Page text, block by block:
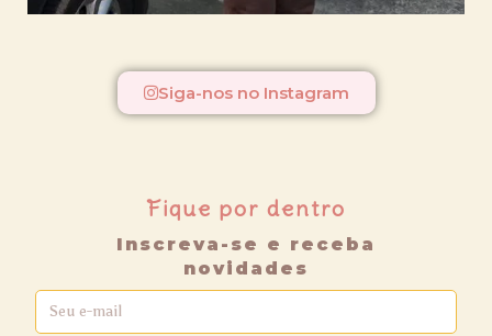
Siga-nos no Instagram
Fique por dentro
Inscreva-se e receba
novidades